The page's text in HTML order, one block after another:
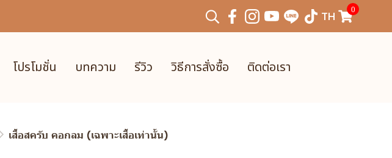
TH 0
โปรโมชั่น บทความ รีวิว วิธีการสั่งซื้อ ติดต่อเรา
เสื้อสครับ คอกลม (เฉพาะเสื้อเท่านั้น)